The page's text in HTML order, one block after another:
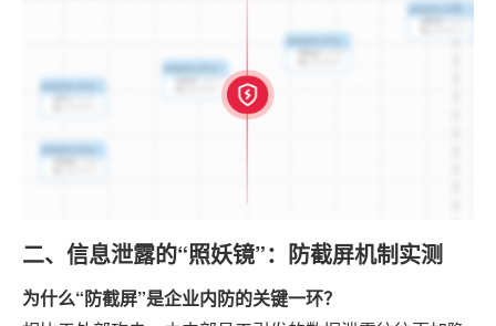
二、信息泄露的“照妖镜”：防截屏机制实测
为什么“防截屏”是企业内防的关键一环？